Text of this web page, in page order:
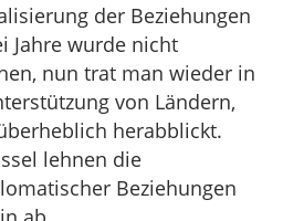
der Beziehungen
Jahre wurde nicht
nun trat man wieder in
von Ländern,
herabblickt.
lehnen die
Beziehungen